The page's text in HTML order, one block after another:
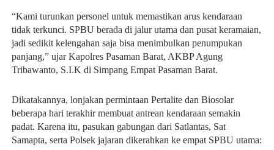
“Kami turunkan personel untuk memastikan arus kendaraan
tidak terkunci. SPBU berada di jalur utama dan pusat keramaian,
jadi sedikit kelengahan saja bisa menimbulkan penumpukan
panjang,” ujar Kapolres Pasaman Barat, AKBP Agung
Tribawanto, S.I.K di Simpang Empat Pasaman Barat.
Dikatakannya, lonjakan permintaan Pertalite dan Biosolar
beberapa hari terakhir membuat antrean kendaraan semakin
padat. Karena itu, pasukan gabungan dari Satlantas, Sat
Samapta, serta Polsek jajaran dikerahkan ke empat SPBU utama: